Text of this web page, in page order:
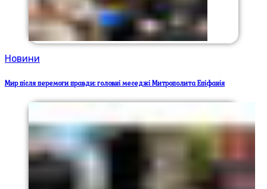
Новини
Мир після перемоги правди: головні меседжі Митрополита Епіфанія